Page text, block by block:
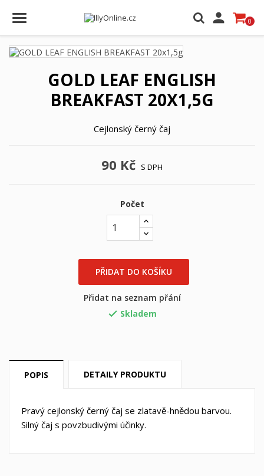
 0
GOLD LEAF ENGLISH
BREAKFAST 20X1,5G
Cejlonský černý čaj
90 Kč S DPH
Počet
PŘIDAT DO KOŠÍKU
Přidat na seznam přání
 Skladem
POPIS DETAILY PRODUKTU
Pravý cejlonský černý čaj se zlatavě-hnědou barvou.
Silný čaj s povzbudivými účinky.
((title))
((label))
Přihlásit se
Musíte být přihlášen, abyste si mohli výrobky uložit do
svého seznamu přání.